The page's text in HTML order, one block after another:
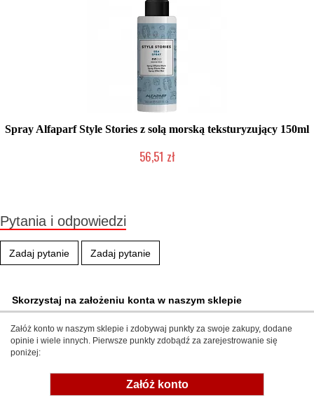
Spray Alfaparf Style Stories z solą morską teksturyzujący 150ml
56,51 zł
Pytania i odpowiedzi
Zadaj pytanie Zadaj pytanie
Skorzystaj na założeniu konta w naszym sklepie
Załóż konto w naszym sklepie i zdobywaj punkty za swoje zakupy, dodane
opinie i wiele innych. Pierwsze punkty zdobądź za zarejestrowanie się
poniżej:
Załóż konto